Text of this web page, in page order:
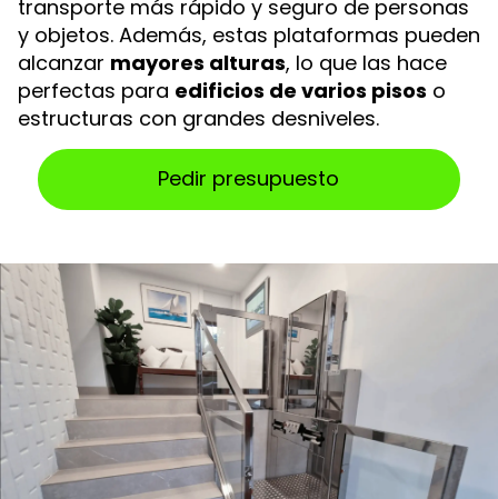
transporte más rápido y seguro de personas
y objetos. Además, estas plataformas pueden
alcanzar mayores alturas, lo que las hace
perfectas para edificios de varios pisos o
estructuras con grandes desniveles.
Pedir presupuesto